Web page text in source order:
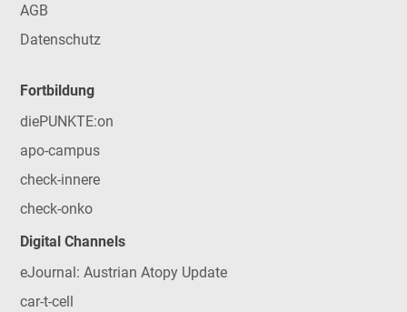
AGB
Datenschutz
Fortbildung
diePUNKTE:on
apo-campus
check-innere
check-onko
Digital Channels
eJournal: Austrian Atopy Update
car-t-cell